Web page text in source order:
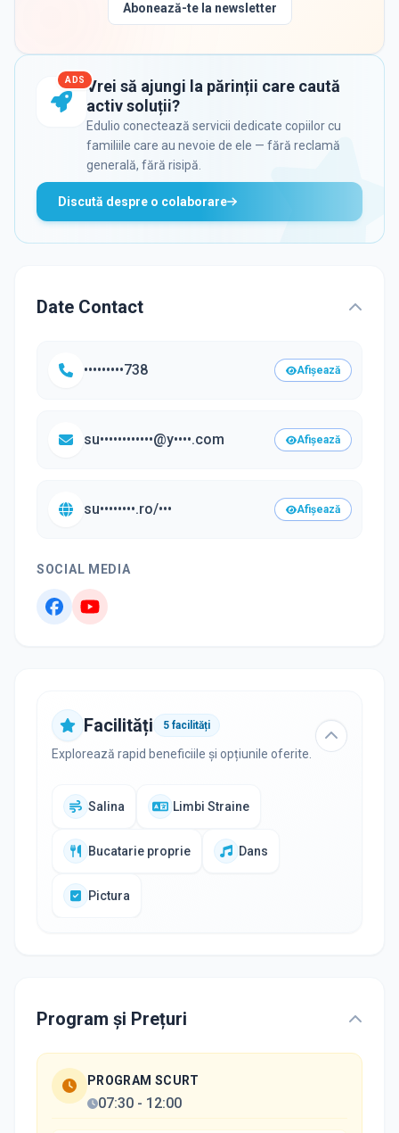
Abonează-te la newsletter
ADS Vrei să ajungi la părinții care caută
activ soluții?
Edulio conectează servicii dedicate copiilor cu
familiile care au nevoie de ele — fără reclamă
generală, fără risipă.
Discută despre o colaborare
Date Contact
•••••••••738 Afișează
su••••••••••••@y••••.com Afișează
su••••••••.ro/••• Afișează
SOCIAL MEDIA
Facilități 5 facilități
Explorează rapid beneficiile și opțiunile oferite.
Salina Limbi Straine
Bucatarie proprie Dans
Pictura
Program și Prețuri
PROGRAM SCURT
07:30 - 12:00